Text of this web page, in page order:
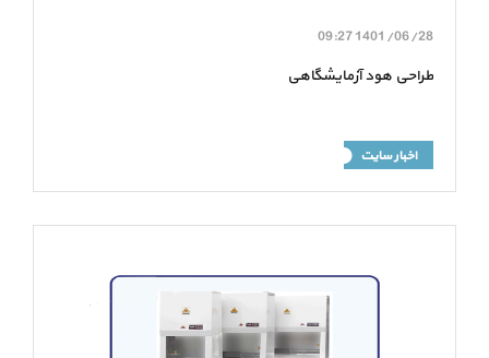
1401/06/28
09:27
طراحی هود آزمایشگاهی
اخبار سایت